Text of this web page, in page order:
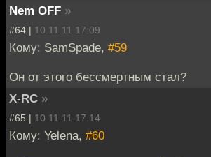
Nem OFF »
#64 | 10.11.11 17:09
Кому: SamSpade, #59
Он от этого бессмертным стал?
X-RC »
#65 | 10.11.11 17:14
Кому: Yelena, #60